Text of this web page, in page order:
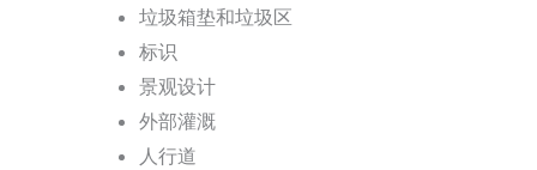
垃圾箱垫和垃圾区
标识
景观设计
外部灌溉
人行道